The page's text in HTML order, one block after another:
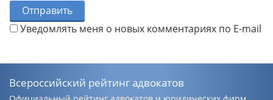
Отправить
Уведомлять меня о новых комментариях по E-mail
Всероссийский рейтинг адвокатов